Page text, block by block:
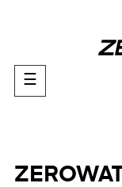
Toggle
navigation
☰